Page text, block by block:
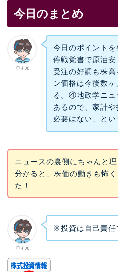
今日のまとめ
ロキ兄
今日のポイント
停戦覚書で原油
受注の好調も株
ン価格は今後数
る。④地政学ニュ
あるので、家計
必要はない、とい
ニュースの裏側にちゃんと
分かると、株価の動きも怖
た！
ロキ兄
※投資は自己責任